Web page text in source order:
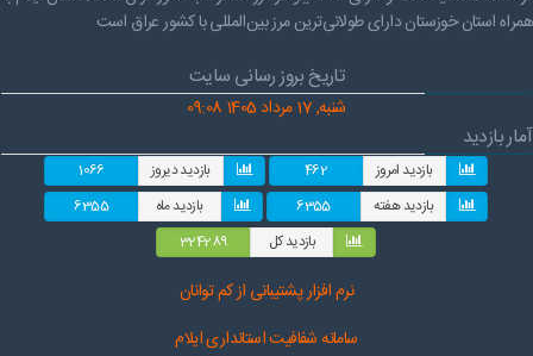
همراه استان خوزستان دارای طولانی‌ترین مرز بین‌المللی با کشور عراق است
تاریخ بروز رسانی سایت
شنبه, 17 مرداد 1405 09:08
آمار بازدید
بازدید امروز 462 بازدید دیروز
1066
بازدید هفته
6355 بازدید ماه
6355
بازدید کل
324289
نرم افزار پشتیبانی از کم توانان
سامانه شفافیت استانداری ایلام